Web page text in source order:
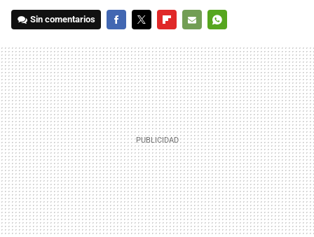
Sin comentarios
MAIL